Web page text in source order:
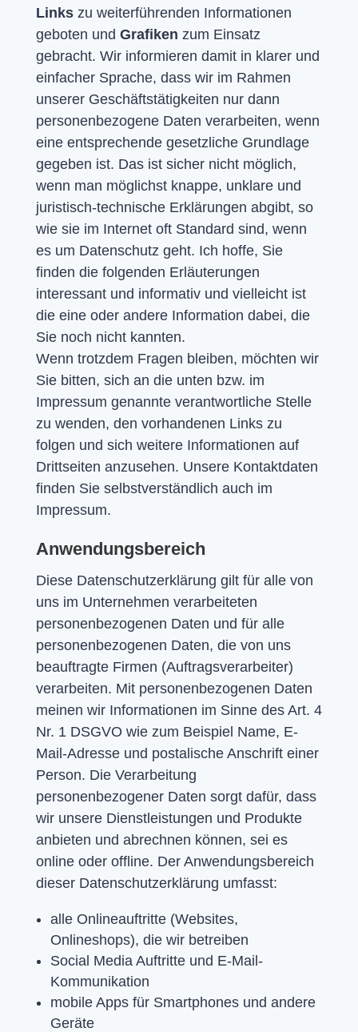
Linkszu weiterführenden Informationen
geboten und Grafiken zum Einsatz
gebracht. Wir informieren damit in klarer und
einfacher Sprache, dass wir im Rahmen
unserer Geschäftstätigkeiten nur dann
personenbezogene Daten verarbeiten, wenn
eine entsprechende gesetzliche Grundlage
gegeben ist. Das ist sicher nicht möglich,
wenn man möglichst knappe, unklare und
juristisch-technische Erklärungen abgibt, so
wie sie im Internet oft Standard sind, wenn
es um Datenschutz geht. Ich hoffe, Sie
finden die folgenden Erläuterungen
interessant und informativ und vielleicht ist
die eine oder andere Information dabei, die
Sie noch nicht kannten.
Wenn trotzdem Fragen bleiben, möchten wir
Sie bitten, sich an die unten bzw. im
Impressum genannte verantwortliche Stelle
zu wenden, den vorhandenen Links zu
folgen und sich weitere Informationen auf
Drittseiten anzusehen. Unsere Kontaktdaten
finden Sie selbstverständlich auch im
Impressum.
Anwendungsbereich
Diese Datenschutzerklärung gilt für alle von
uns im Unternehmen verarbeiteten
personenbezogenen Daten und für alle
personenbezogenen Daten, die von uns
beauftragte Firmen (Auftragsverarbeiter)
verarbeiten. Mit personenbezogenen Daten
meinen wir Informationen im Sinne des Art. 4
Nr. 1 DSGVO wie zum Beispiel Name, E-
Mail-Adresse und postalische Anschrift einer
Person. Die Verarbeitung
personenbezogener Daten sorgt dafür, dass
wir unsere Dienstleistungen und Produkte
anbieten und abrechnen können, sei es
online oder offline. Der Anwendungsbereich
dieser Datenschutzerklärung umfasst:
alle Onlineauftritte (Websites,
Onlineshops), die wir betreiben
Social Media Auftritte und E-Mail-
Kommunikation
mobile Apps für Smartphones und andere
Geräte